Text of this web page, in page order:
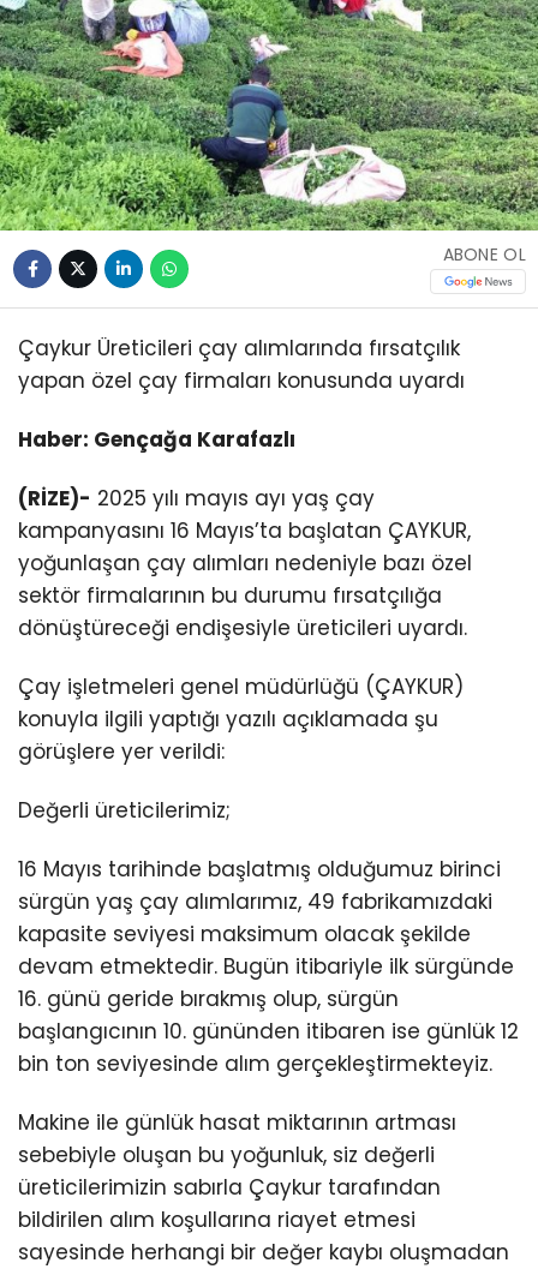
ABONE OL
Çaykur Üreticileri çay alımlarında fırsatçılık
yapan özel çay firmaları konusunda uyardı
Haber: Gençağa Karafazlı
(RİZE)- 2025 yılı mayıs ayı yaş çay
kampanyasını 16 Mayıs’ta başlatan ÇAYKUR,
yoğunlaşan çay alımları nedeniyle bazı özel
sektör firmalarının bu durumu fırsatçılığa
dönüştüreceği endişesiyle üreticileri uyardı.
Çay işletmeleri genel müdürlüğü (ÇAYKUR)
konuyla ilgili yaptığı yazılı açıklamada şu
görüşlere yer verildi:
Değerli üreticilerimiz;
16 Mayıs tarihinde başlatmış olduğumuz birinci
sürgün yaş çay alımlarımız, 49 fabrikamızdaki
kapasite seviyesi maksimum olacak şekilde
devam etmektedir. Bugün itibariyle ilk sürgünde
16. günü geride bırakmış olup, sürgün
başlangıcının 10. gününden itibaren ise günlük 12
bin ton seviyesinde alım gerçekleştirmekteyiz.
Makine ile günlük hasat miktarının artması
sebebiyle oluşan bu yoğunluk, siz değerli
üreticilerimizin sabırla Çaykur tarafından
bildirilen alım koşullarına riayet etmesi
sayesinde herhangi bir değer kaybı oluşmadan